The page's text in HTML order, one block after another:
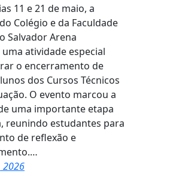
11 e 21 de maio, a
Colégio e da Faculdade
Salvador Arena
atividade especial
o encerramento de
dos Cursos Técnicos
O evento marcou a
uma importante etapa
reunindo estudantes para
de reflexão e
2026